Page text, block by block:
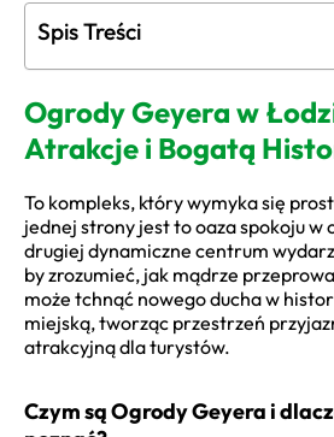
Spis Treści
Ogrody Geyera w
Atrakcje i Bogatą
To kompleks, który wymyka się
jednej strony jest to oaza spokoju w
drugiej dynamiczne centrum
by zrozumieć, jak mądrze
może tchnąć nowego ducha w
miejską, tworząc przestrzeń
atrakcyjną dla turystów.
Czym są Ogrody Geyera i